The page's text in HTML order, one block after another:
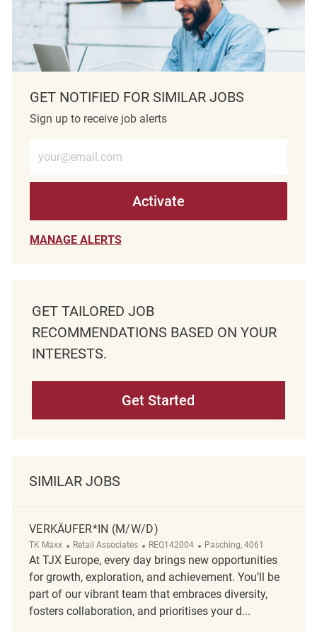
GET NOTIFIED FOR SIMILAR JOBS
Sign up to receive job alerts
Activate
MANAGE ALERTS
GET TAILORED JOB
RECOMMENDATIONS BASED ON YOUR
INTERESTS.
Get Started
SIMILAR JOBS
VERKÄUFER*IN (M/W/D)
TK Maxx Category
Retail Associates ReqId
REQ142004 Location
Pasching, 4061
At TJX Europe, every day brings new opportunities
for growth, exploration, and achievement. You’ll be
part of our vibrant team that embraces diversity,
fosters collaboration, and prioritises your d...